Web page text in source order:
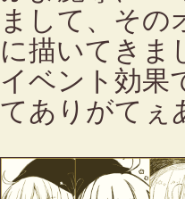
まして、その
に描いてきま
イベント効果
てありがてぇ